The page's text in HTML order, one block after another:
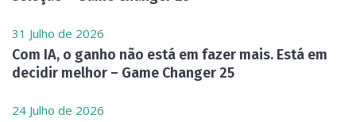
31 Julho de 2026
Com IA, o ganho não está em fazer mais. Está em
decidir melhor – Game Changer 25
24 Julho de 2026